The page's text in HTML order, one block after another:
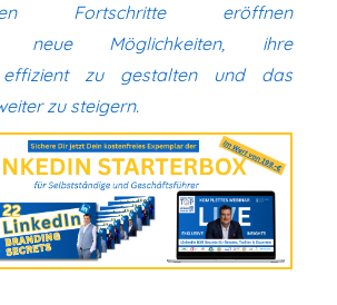
Fortschritte eröffnen
neue Möglichkeiten, ihre
effizient zu gestalten und das
zu steigern.